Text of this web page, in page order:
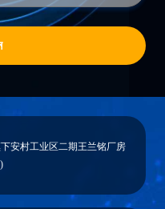
安村工业区二期王兰铭厂房